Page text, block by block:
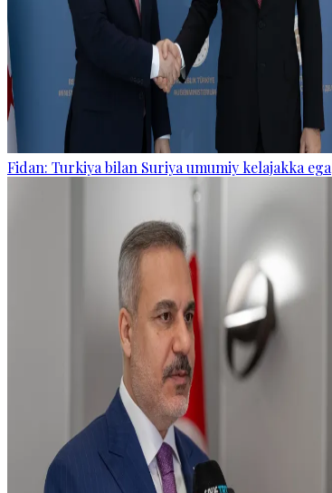
Fidan: Turkiya bilan Suriya umumiy kelajakka ega